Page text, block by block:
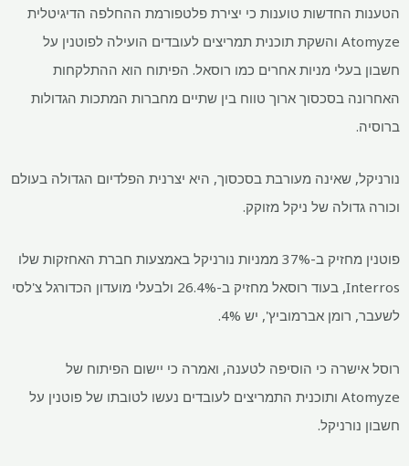
הטענות החדשות טוענות כי יצירת פלטפורמת ההחלפה הדיגיטלית
Atomyze והשקת תוכנית תמריצים לעובדים הועילה לפוטנין על
חשבון בעלי מניות אחרים כמו רוסאל. הפיתוח הוא ההתלקחות
האחרונה בסכסוך ארוך טווח בין שתיים מחברות המתכות הגדולות
ברוסיה.
נורניקל, שאינה מעורבת בסכסוך, היא יצרנית הפלדיום הגדולה בעולם
וכורה גדולה של ניקל מזוקק.
פוטנין מחזיק ב-37% ממניות נורניקל באמצעות חברת האחזקות שלו
Interros, בעוד רוסאל מחזיק ב-26.4% ולבעלי מועדון הכדורגל צ'לסי
לשעבר, רומן אברמוביץ', יש 4%.
רוסל אישרה כי הוסיפה לטענה, ואמרה כי יישום הפיתוח של
Atomyze ותוכנית התמריצים לעובדים נעשו לטובתו של פוטנין על
חשבון נורניקל.